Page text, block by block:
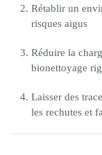
Rétablir un
risques aigus
Réduire la
bionettoyage
Laisser des
les rechutes et